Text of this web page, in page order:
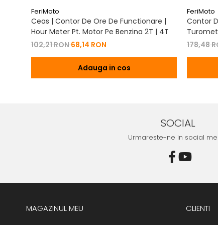
FeriMoto
Ceas | Contor De Ore De Functionare |
Hour Meter Pt. Motor Pe Benzina 2T | 4T
102,21 RON68,14 RON
Adauga in cos
FeriMoto
Contor
Cu
178,48
SOCIAL
Urmareste-ne in social
MAGAZINUL MEU CLIENTI